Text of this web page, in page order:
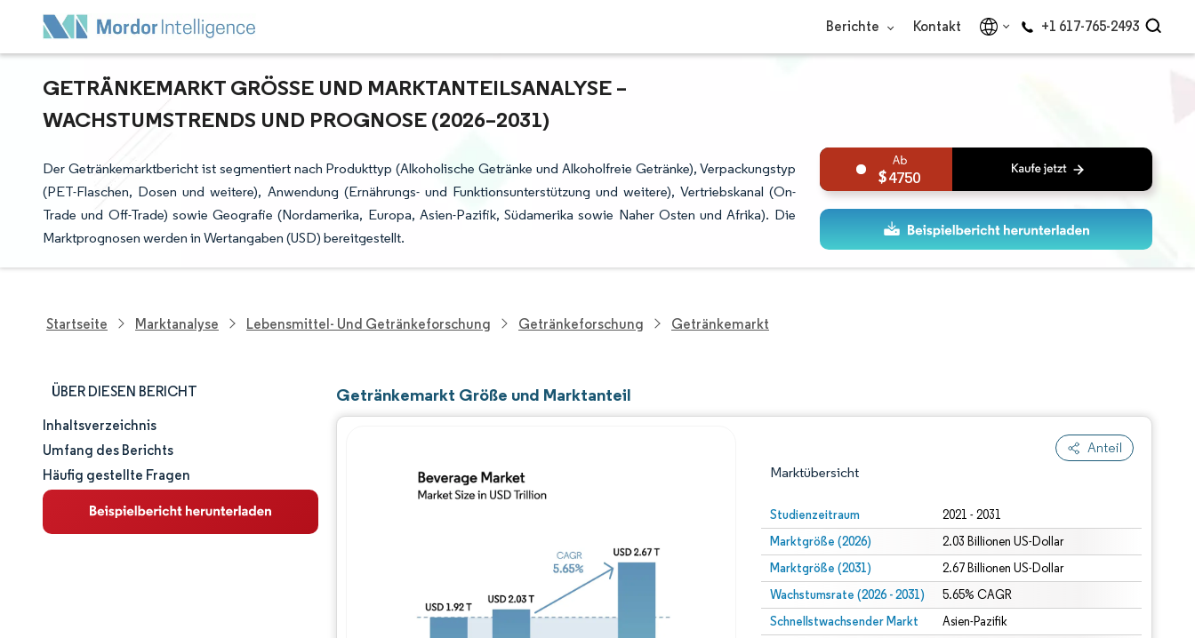
Berichte Kontakt +1 617-765-2493
GETRÄNKEMARKT GRÖSSE UND MARKTANTEILSANALYSE – W
ACHSTUMSTRENDS UND PROGNOSE (2026–2031)
Der Getränkemarktbericht ist segmentiert nach Produkttyp (Alkoholische Getränke und Alkoholfreie Getränke), Verpackungstyp
(PET-Flaschen, Dosen und weitere), Anwendung (Ernährungs- und Funktionsunterstützung und weitere), Vertriebskanal (On-
Trade und Off-Trade) sowie Geografie (Nordamerika, Europa, Asien-Pazifik, Südamerika sowie Naher Osten und Afrika). Die
Marktprognosen werden in Wertangaben (USD) bereitgestellt.
4750
Startseite Marktanalyse Lebensmittel- Und Getränkeforschung Getränkeforschung Getränkemarkt
ÜBER DIESEN BERICHT
Marktgröße und -anteil
Marktanalyse
Trends und Einblicke
Inhaltsverzeichnis
Umfang des Berichts
Häufig gestellte Fragen
Getränkemarkt Größe und Marktanteil
Anteil
Marktübersicht
Studienzeitraum 2021 - 2031
Marktgröße (2026) 2.03 Billionen US-Dollar
Marktgröße (2031) 2.67 Billionen US-Dollar
Wachstumsrate (2026 - 2031) 5.65% CAGR
Schnellstwachsender Markt Asien-Pazifik